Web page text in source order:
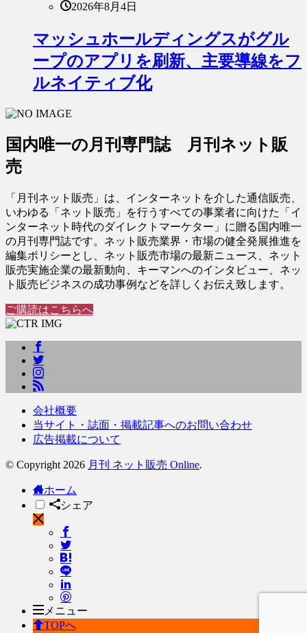
2026年8月4日
マッシュホールディングスがグル
ープのアプリを刷新、主要導線をフ
ルネイティブ化
国内唯一の月刊専門誌 月刊ネット販
売
「月刊ネット販売」は、インターネットを介した通信販売、
いわゆる「ネット販売」を行うすべての事業者に向けた「イ
ンターネット時代のダイレクトマーケター」に贈る国内唯一
の月刊専門誌です。ネット販売業界・市場の健全発展推進を
編集ポリシーとし、ネット販売市場の最新ニュース、ネット
販売実施企業の最新動向、キーマンへのインタビュー、ネッ
ト販売ビジネスの成功事例などを詳しくお伝え致します。
ご購読はこちらへ
会社概要
当サイト・誌面・掲載記事へのお問い合わせ
広告掲載について
© Copyright 2026 月刊 ネット販売 Online.
ホーム
シェア
メニュー
TOPへ